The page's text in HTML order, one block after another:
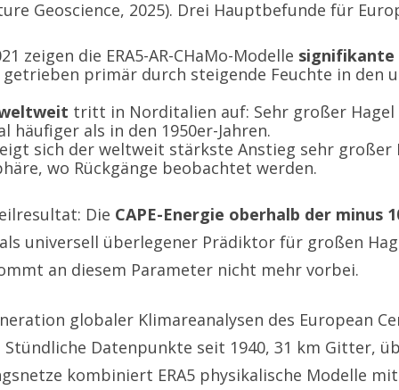
Geoscience, 2025). Drei Hauptbefunde für
zeigen die ERA5-AR-CHaMo-Modelle signifikante
getrieben primär durch steigende Feuchte in den
tritt in Norditalien auf: Sehr großer
häufiger als in den 1950er-Jahren.
sich der weltweit stärkste Anstieg sehr großer
wo Rückgänge beobachtet werden.
Die CAPE-Energie oberhalb der minus
als universell überlegener Prädiktor für großen
an diesem Parameter nicht mehr vorbei.
globaler Klimareanalysen des European
Stündliche Datenpunkte seit 1940, 31 km Gitter,
kombiniert ERA5 physikalische Modelle